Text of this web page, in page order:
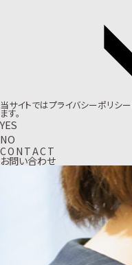
当サイトではプライバシーポリシー
ます。
YES
NO
CO N TACT
お問い合わせ